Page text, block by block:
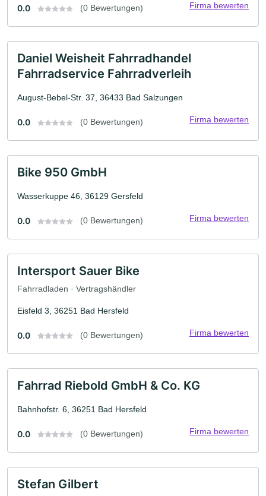
0.0 (0 Bewertungen) Firma bewerten
Daniel Weisheit Fahrradhandel
Fahrradservice Fahrradverleih
August-Bebel-Str. 37, 36433 Bad Salzungen
0.0 (0 Bewertungen) Firma bewerten
Bike 950 GmbH
Wasserkuppe 46, 36129 Gersfeld
0.0 (0 Bewertungen) Firma bewerten
Intersport Sauer Bike
Fahrradladen · Vertragshändler
Eisfeld 3, 36251 Bad Hersfeld
0.0 (0 Bewertungen) Firma bewerten
Fahrrad Riebold GmbH & Co. KG
Bahnhofstr. 6, 36251 Bad Hersfeld
0.0 (0 Bewertungen) Firma bewerten
Stefan Gilbert